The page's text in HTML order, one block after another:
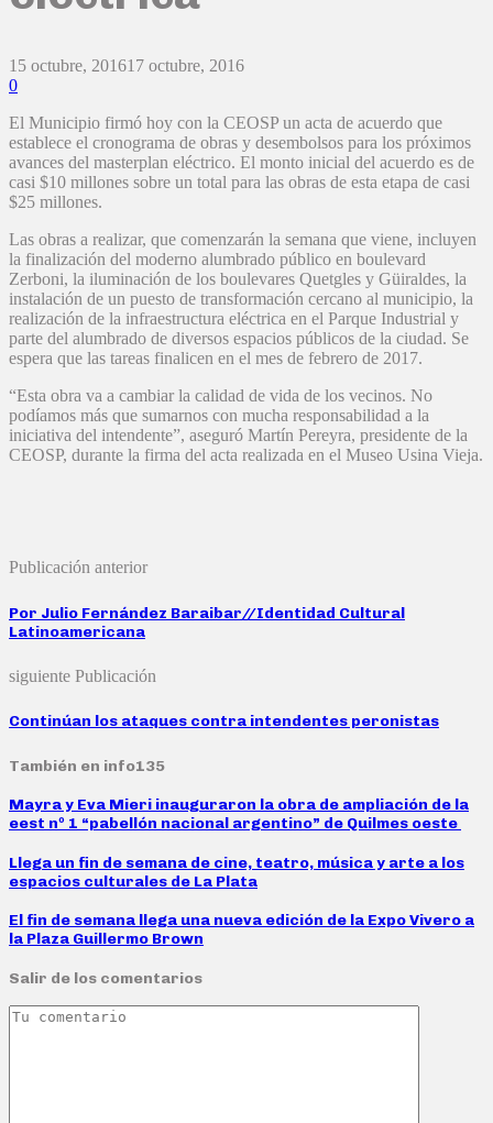
15 octubre, 201617 octubre, 2016
0
El Municipio firmó hoy con la CEOSP un acta de acuerdo que
establece el cronograma de obras y desembolsos para los próximos
avances del masterplan eléctrico. El monto inicial del acuerdo es de
casi $10 millones sobre un total para las obras de esta etapa de casi
$25 millones.
Las obras a realizar, que comenzarán la semana que viene, incluyen
la finalización del moderno alumbrado público en boulevard
Zerboni, la iluminación de los boulevares Quetgles y Güiraldes, la
instalación de un puesto de transformación cercano al municipio, la
realización de la infraestructura eléctrica en el Parque Industrial y
parte del alumbrado de diversos espacios públicos de la ciudad. Se
espera que las tareas finalicen en el mes de febrero de 2017.
“Esta obra va a cambiar la calidad de vida de los vecinos. No
podíamos más que sumarnos con mucha responsabilidad a la
iniciativa del intendente”, aseguró Martín Pereyra, presidente de la
CEOSP, durante la firma del acta realizada en el Museo Usina Vieja.
Publicación anterior
Por Julio Fernández Baraibar//Identidad Cultural
Latinoamericana
siguiente Publicación
Continúan los ataques contra intendentes peronistas
También en info135
Mayra y Eva Mieri inauguraron la obra de ampliación de la
eest nº 1 “pabellón nacional argentino” de Quilmes oeste
Llega un fin de semana de cine, teatro, música y arte a los
espacios culturales de La Plata
El fin de semana llega una nueva edición de la Expo Vivero a
la Plaza Guillermo Brown
Salir de los comentarios